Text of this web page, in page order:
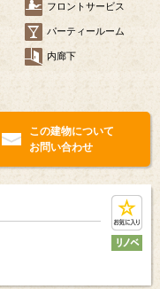
フロントサービス
パーティールーム
内廊下
この建物について
お問い合わせ